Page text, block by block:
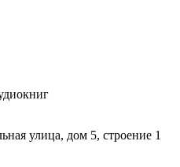
улица, дом 5, строение 1